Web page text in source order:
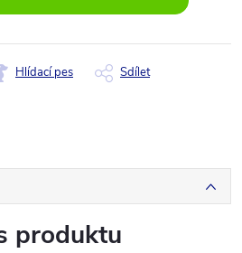
Hlídací pes Sdílet
produktu